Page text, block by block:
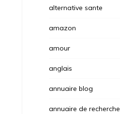
alternative sante
amazon
amour
anglais
annuaire blog
annuaire de recherche